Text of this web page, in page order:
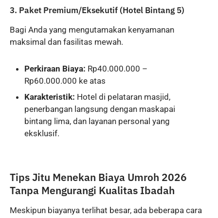
3. Paket Premium/Eksekutif (Hotel Bintang 5)
Bagi Anda yang mengutamakan kenyamanan
maksimal dan fasilitas mewah.
Perkiraan Biaya: Rp40.000.000 –
Rp60.000.000 ke atas
Karakteristik: Hotel di pelataran masjid,
penerbangan langsung dengan maskapai
bintang lima, dan layanan personal yang
eksklusif.
Tips Jitu Menekan Biaya Umroh 2026
Tanpa Mengurangi Kualitas Ibadah
Meskipun biayanya terlihat besar, ada beberapa cara